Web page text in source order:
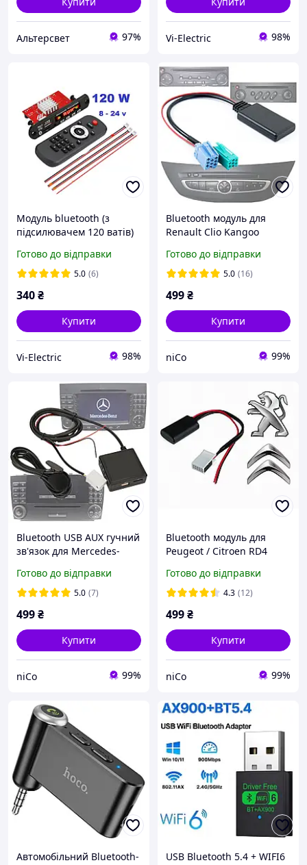
Альтерсвет 97% Vi-Electric 98%
Модуль bluetooth (з
підсилювачем 120 ватів)
Готово до відправки
5.0 (6)
340₴
Купити
Vi-Electric 98%
Bluetooth модуль для
Renault Clio Kangoo
[6pin+8pin ISO/Bluetooth
5.0]
Готово до відправки
5.0 (16)
499₴
Купити
niCo 99%
Bluetooth USB AUX гучний
зв'язок для Mercedes-
W203 W221 W164 [12pin /
BT v.5.0]
Готово до відправки
5.0 (7)
499₴
Купити
niCo 99%
Bluetooth модуль для
Peugeot / Citroen RD4
Готово до відправки
4.3 (12)
499₴
Купити
niCo 99%
Автомобільний Bluetooth-
USB Bluetooth 5.4 + WIFI6